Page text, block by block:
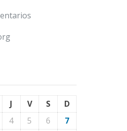
J V S
D
4 5 6
7